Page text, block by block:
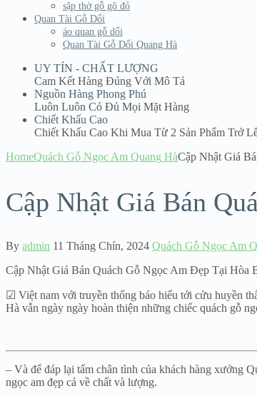
sập thờ gỗ gõ đỏ
Quan Tài Gỗ Dổi
áo quan gỗ dổi
Quan Tài Gỗ Dổi Quang Hà
UY TÍN - CHẤT LƯỢNG
Cam Kết Hàng Đúng Với Mô Tả
Nguồn Hàng Phong Phú
Luôn Luôn Có Đủ Mọi Mặt Hàng
Chiết Khấu Cao
Chiết Khấu Cao Khi Mua Từ 2 Sản Phẩm Trở
HomeQuách Gỗ Ngọc Am Quang HàCập Nhật Giá
Cập Nhật Giá Bán
By admin 11 Tháng Chín, 2024 Quách Gỗ Ngọc Am
Cập Nhật Giá Bán Quách Gỗ Ngọc Am Đẹp Tại Hòa
☑ Việt nam với truyền thống báo hiếu tới cửu huyền
Hà vẫn ngày ngày hoàn thiện những chiếc quách gỗ
– Và để đáp lại tấm chân tình của khách hàng xưởng
ngọc am đẹp cả về chất và lượng.